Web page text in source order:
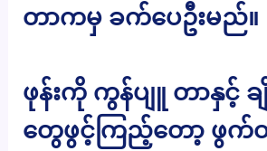
တာကမှ ခက်ပေဦးမည်။
ဖုန်းကို ကွန်ပျူ တာနှင့်
တွေဖွင့်ကြည့်တော့ ဖွက်ထ